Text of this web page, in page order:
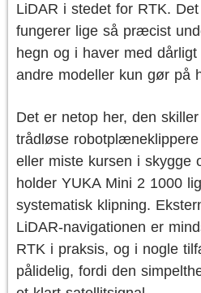
LiDAR i stedet for RTK.
fungerer lige så præcist
hegn og i haver med
andre modeller kun gør på
Det er netop her, den
trådløse
eller miste kursen i skygge
holder YUKA Mini 2 1000
systematisk klipning.
LiDAR-navigationen er
RTK i praksis, og i nogle
pålidelig, fordi den